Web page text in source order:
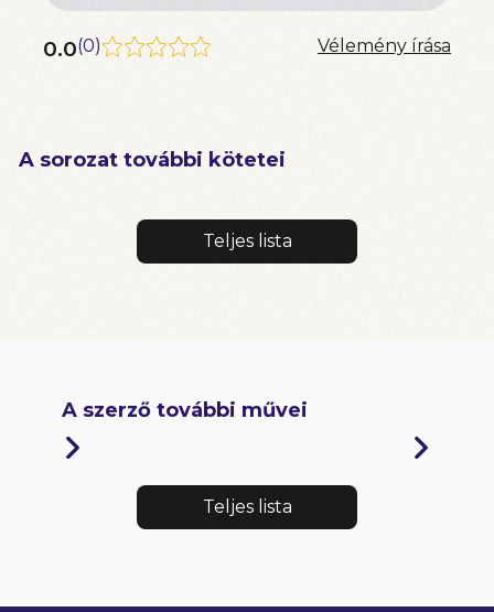
0.0(0) Vélemény írása
A sorozat további kötetei
Teljes lista
A szerző további művei
Teljes lista